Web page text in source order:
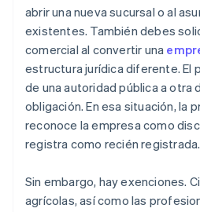
abrir una nueva sucursal o al
existentes. También debes
comercial al convertir una
estructura jurídica diferente. El
de una autoridad pública a otra
obligación. En esa situación, la
reconoce la empresa como
registra como recién registrada.
Sin embargo, hay exenciones.
agrícolas, así como las